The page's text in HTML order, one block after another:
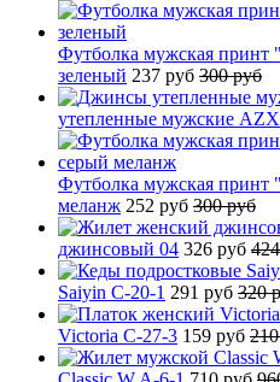
Футболка мужская принт
зеленый 237 руб 300 руб
утепленные мужские
Футболка мужская принт
меланж 252 руб 300 руб
джинсовый 04 326 руб
Saiyin C-20-1 291 руб 320
Victoria C-27-3 159 руб